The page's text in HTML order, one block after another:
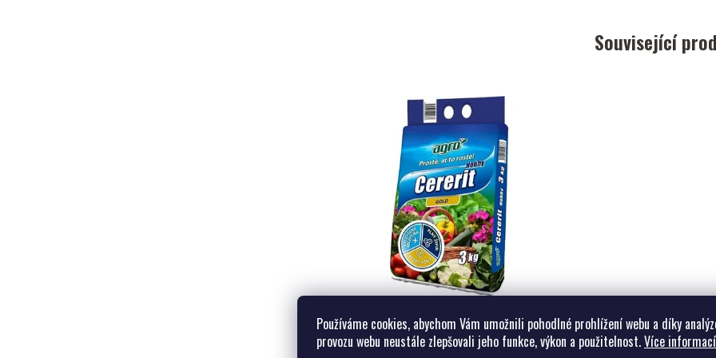
Používáme cookies, abychom Vám umožnili pohodlné prohlížení webu a díky
provozu webu neustále zlepšovali jeho funkce, výkon a použitelnost.Více informací
Související
Cererit Hobby Gold